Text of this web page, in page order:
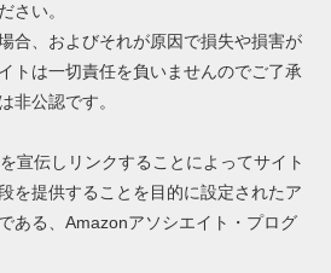
さい。
合、およびそれが原因で損失や損害が
トは一切責任を負いませんのでご了承
非公認です。
宣伝しリンクすることによってサイト
を提供することを目的に設定されたア
ある、Amazonアソシエイト・プログ